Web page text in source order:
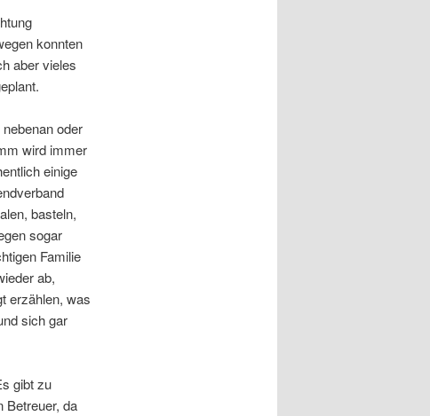
konnten
aber vieles
oder
wird immer
einige
basteln,
sogar
Familie
ab,
erzählen, was
sich gar
gibt zu
Betreuer, da